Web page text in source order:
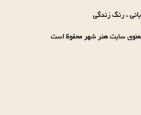
، رنگ زندگی